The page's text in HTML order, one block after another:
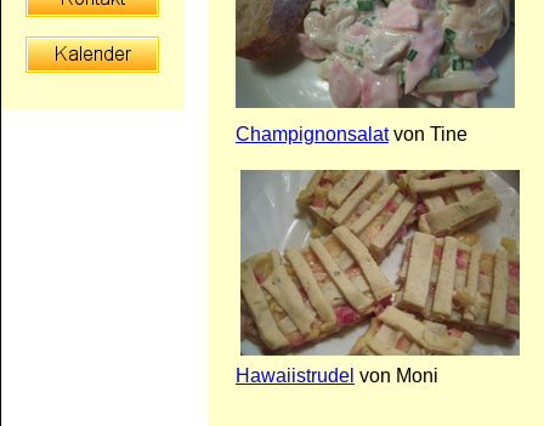
Champignonsalatvon Tine
Hawaiistrudel von Moni